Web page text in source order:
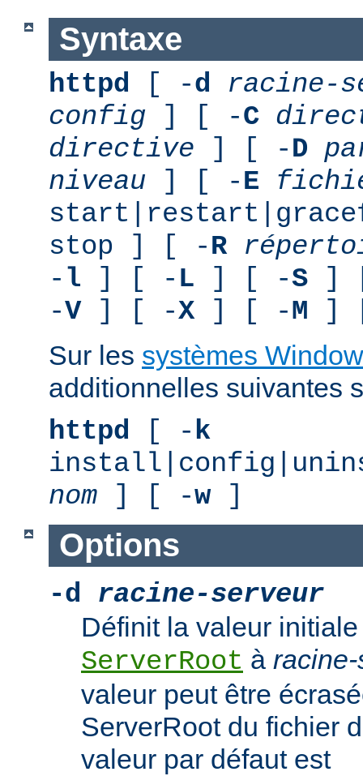
Syntaxe
httpd [ -d
racine-
config ] [ -C
directive ] [ -D
niveau ] [ -E
stop ] [ -R
- l ] [ - L ] [ -S ]
-V] [ -X] [ -M ]
Sur les systèmes
additionnelles suivantes
httpd [ -k
nom ] [ -w]
Options
-d racine-serveur
Définit la valeur
ServerRoot à
valeur peut être
ServerRoot du fichier
valeur par défaut est